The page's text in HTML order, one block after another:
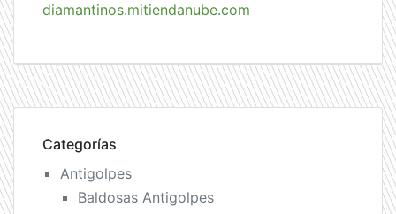
diamantinos.mitiendanube.com
Categorías
Antigolpes
Baldosas Antigolpes